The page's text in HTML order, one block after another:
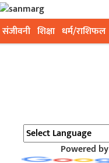
संजीवनी शिक्षा धर्म/राशिफल
Powered by